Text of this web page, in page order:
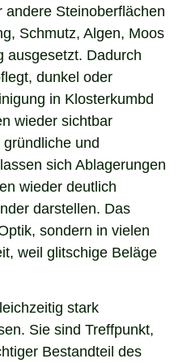
andere Steinoberflächen
Schmutz, Algen, Moos
ausgesetzt. Dadurch
dunkel oder
in Klosterkumbd
wieder sichtbar
und
sich Ablagerungen
wieder deutlich
darstellen. Das
sondern in vielen
weil glitschige Beläge
stark
Sie sind Treffpunkt,
Bestandteil des